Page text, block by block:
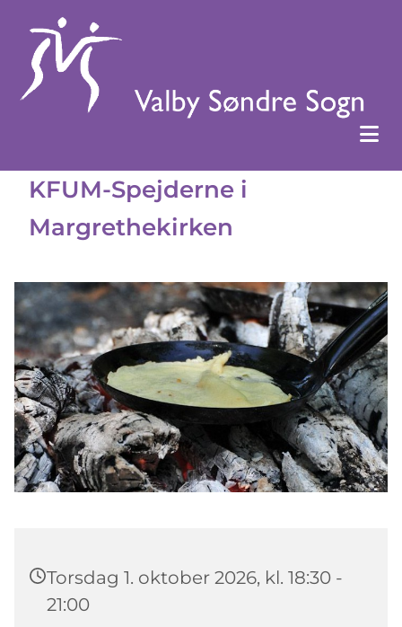
KFUM-Spejderne i
Margrethekirken
Torsdag 1. oktober 2026, kl. 18:30 -
21:00